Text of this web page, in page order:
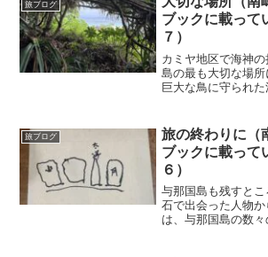
旅ブログ
ブックに載って
７）
カミヤ地区で海神の
島の最も大切な場
巨大な鳥に守られた
旅ブログ
旅の終わりに（
ブックに載って
６）
与那国島も残すと
石で出会った人物
は、与那国島の数